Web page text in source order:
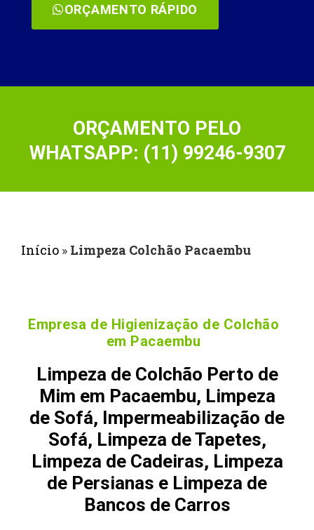
ORÇAMENTO RÁPIDO
ORÇAMENTO PELO
WHATSAPP: (11) 99246-9307
Início » Limpeza Colchão Pacaembu
Empresa de Higienização de Colchão
em Pacaembu
Limpeza de Colchão Perto de
Mim em Pacaembu, Limpeza
de Sofá, Impermeabilização de
Sofá, Limpeza de Tapetes,
Limpeza de Cadeiras, Limpeza
de Persianas e Limpeza de
Bancos de Carros